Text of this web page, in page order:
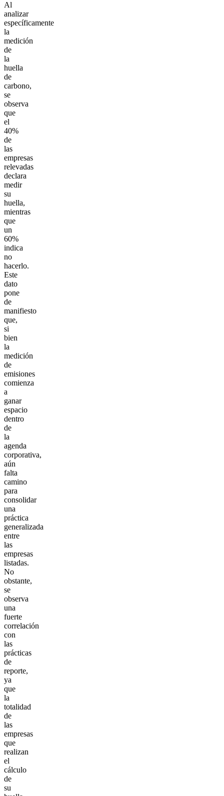
Al
analizar
específicamente
la
medición
de
la
huella
de
carbono,
se
observa
que
el
40%
de
las
empresas
relevadas
declara
medir
su
huella,
mientras
que
un
60%
indica
no
hacerlo.
Este
dato
pone
de
manifiesto
que,
si
bien
la
medición
de
emisiones
comienza
a
ganar
espacio
dentro
de
la
agenda
corporativa,
aún
falta
camino
para
consolidar
una
práctica
generalizada
entre
las
empresas
listadas.
No
obstante,
se
observa
una
fuerte
correlación
con
las
prácticas
de
reporte,
ya
que
la
totalidad
de
las
empresas
que
realizan
el
cálculo
de
su